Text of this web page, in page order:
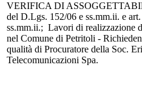
VERIFICA DI
del D.Lgs. 152/06 e ss.mm.ii. e
ss.mm.ii.; Lavori di realizzazione
nel Comune di Petritoli -
qualità di Procuratore della Soc.
Telecomunicazioni Spa.